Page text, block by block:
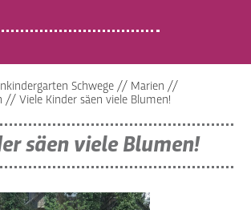
Schwege// Marien //
// Viele Kinder säen viele Blumen!
säen viele Blumen!